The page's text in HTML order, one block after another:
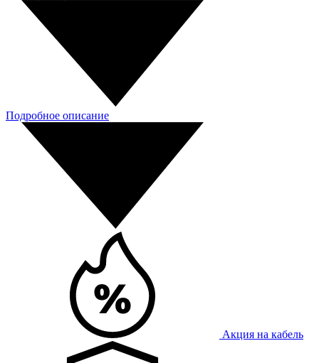
Подробное описание
Акция на кабель